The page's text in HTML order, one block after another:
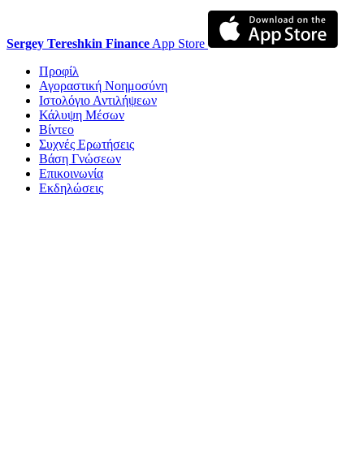
Sergey Tereshkin Finance App Store
Προφίλ
Αγοραστική Νοημοσύνη
Ιστολόγιο Αντιλήψεων
Κάλυψη Μέσων
Βίντεο
Συχνές Ερωτήσεις
Βάση Γνώσεων
Επικοινωνία
Εκδηλώσεις